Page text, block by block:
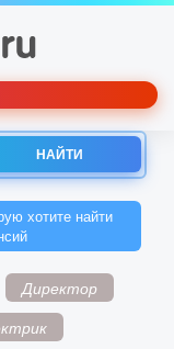
НАЙТИ
хотите найти
Директор